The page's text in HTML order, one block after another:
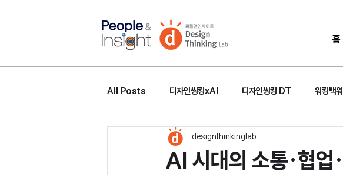
홈
All Posts 디자인씽킹xAI 디자인씽킹 DT 워킹백
AI 시대의 소통·협업
designthinkinglab